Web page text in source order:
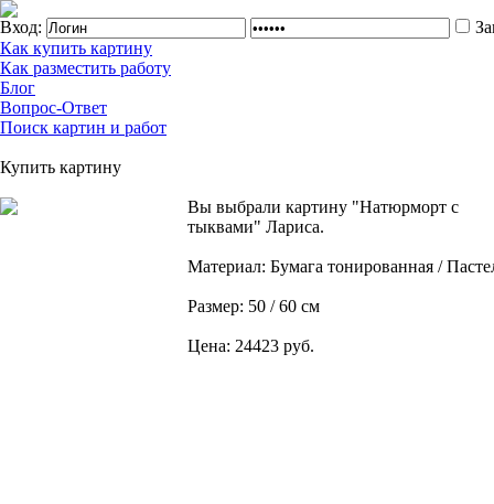
Вход:
Как купить картину
Как разместить работу
Блог
Вопрос-Ответ
Поиск картин и работ
Купить картину
Вы выбрали картину "Натюрморт с
тыквами" Лариса.
Материал: Бумага тонированная /
Размер: 50 / 60 см
Цена: 24423 руб.